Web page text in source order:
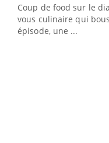
Coup de food sur le
vous culinaire qui
épisode, une ...